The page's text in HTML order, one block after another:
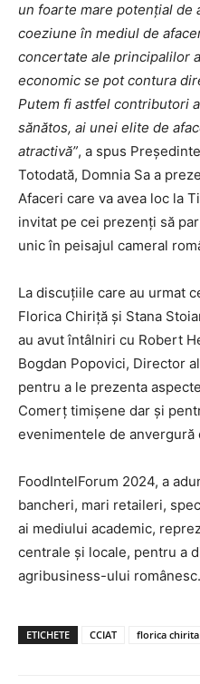
un foarte mare potențial de
coeziune în mediul de
concertate ale principalilor
economic se pot contura
Putem fi astfel contributori
sănătos, ai unei elite de
atractivă”, a spus
Totodată, Domnia Sa a
Afaceri care va avea loc la
invitat pe cei prezenți să
unic în peisajul cameral
La discuțiile care au urmat
Florica Chiriţă și Stana
au avut întâlniri cu Robert
Bogdan Popovici, Director
pentru a le prezenta
Comerț timișene dar și
evenimentele de anvergură
FoodIntelForum 2024, a
bancheri, mari retaileri,
ai mediului academic,
centrale și locale, pentru a
agribusiness-ului românesc.
ETICHETE CCIAT florica chirita